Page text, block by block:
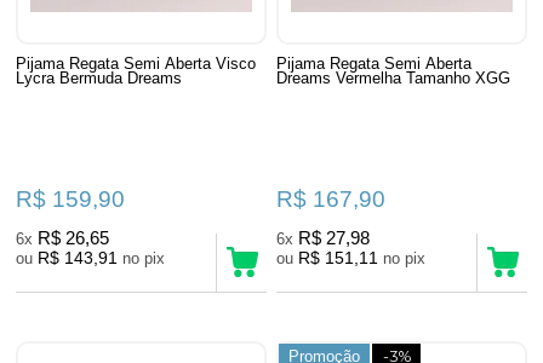
Pijama Regata Semi Aberta Visco
Lycra Bermuda Dreams
R$ 159,90
6x R$ 26,65
ou R$ 143,91 no pix
Pijama Regata Semi Aberta
Dreams Vermelha Tamanho XGG
R$ 167,90
6x R$ 27,98
ou R$ 151,11 no pix
Promoção -3%